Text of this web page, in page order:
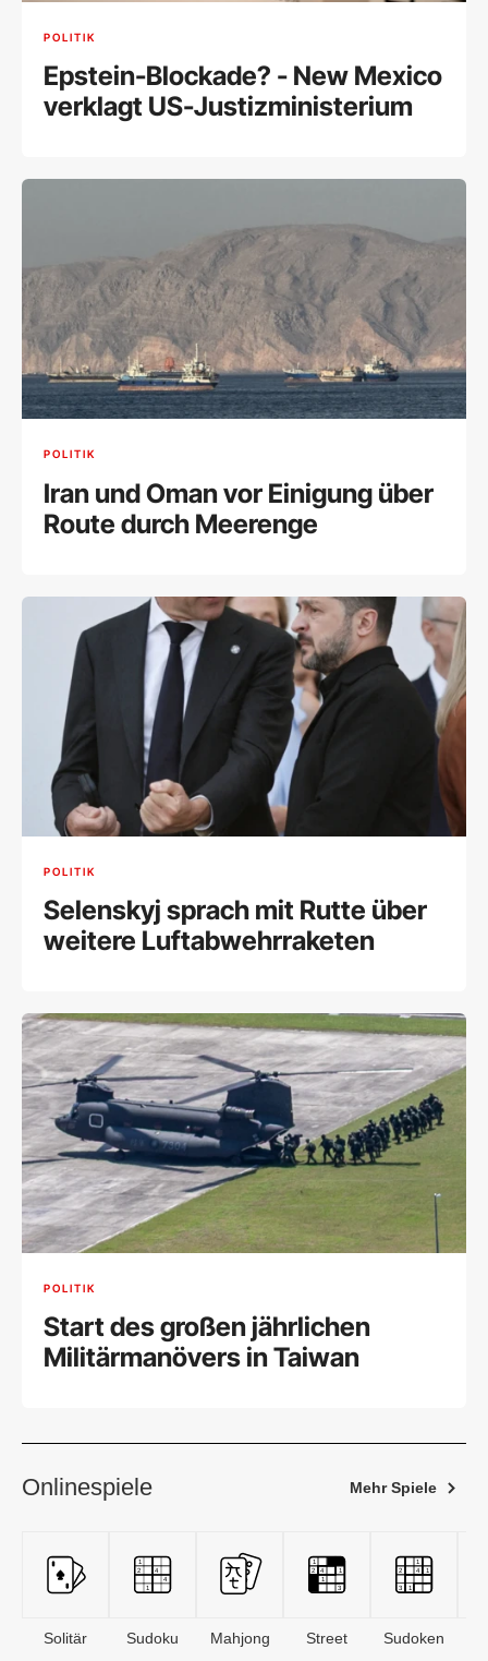
POLITIK
Epstein-Blockade? - New Mexico
verklagt US-Justizministerium
POLITIK
Iran und Oman vor Einigung über
Route durch Meerenge
POLITIK
Selenskyj sprach mit Rutte über
weitere Luftabwehrraketen
POLITIK
Start des großen jährlichen
Militärmanövers in Taiwan
Onlinespiele Mehr Spiele
Solitär Sudoku Mahjong Street Sudoken